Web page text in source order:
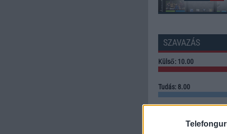
SZAVAZÁS
Külső: 10.00
Tudás: 8.00